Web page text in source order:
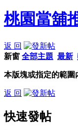
桃園當舖
返 回
新窗 全部主題 最新
本版塊或指定的範圍
返 回
快速發帖